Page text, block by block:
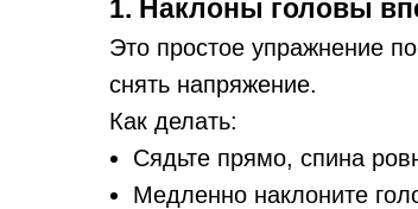
1. Наклоны головы
Это простое упражнение
снять напряжение.
Как делать:
Сядьте прямо, спина
Медленно наклоните